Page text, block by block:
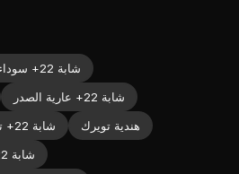
شابة 22+ سوداء الشعر
شابة 22+ عارية الصدر
شابة 22+ تويرك
هندية تويرك
شابة 22+ مع قضيب صناعي أو هزاز